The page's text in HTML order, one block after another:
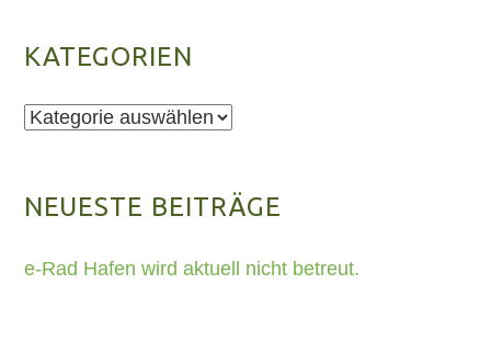
KATEGORIEN
Kategorien
NEUESTE BEITRÄGE
e-Rad Hafen wird aktuell nicht betreut.